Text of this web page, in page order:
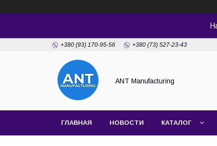
+380 (93) 170-95-56 +380 (73) 527-23-43
ANT Manufacturing
ГЛАВНАЯ НОВОСТИ КАТАЛОГ